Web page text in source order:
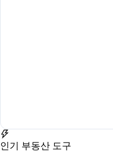
인기 부동산 도구